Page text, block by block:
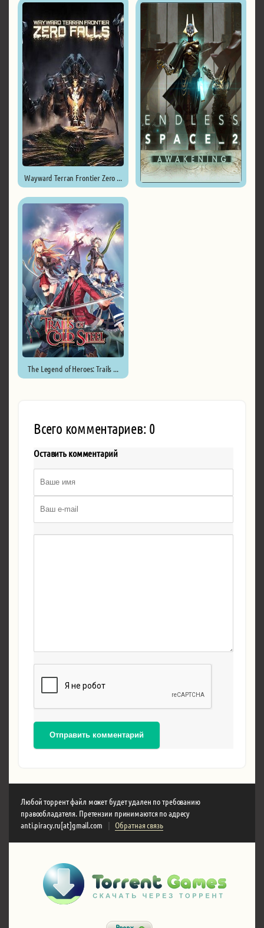
Wayward Terran Frontier Zero ...
The Legend of Heroes: Trails ...
Всего комментариев: 0
Оставить комментарий
Отправить комментарий
Любой торрент файл может будет удален по требованию
правообладателя. Претензии принимаются по адресу
anti.piracy.ru[at]gmail.com
| Обратная связь